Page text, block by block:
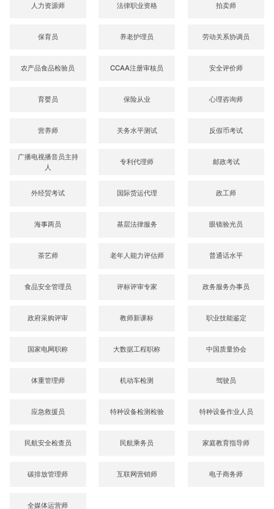
人力资源师 法律职业资格 拍卖师
保育员 养老护理员 劳动关系协调员
农产品食品检验员 CCAA注册审核员 安全评价师
育婴员 保险从业 心理咨询师
营养师 关务水平测试 反假币考试
广播电视播音员主持
人
专利代理师 邮政考试
外经贸考试 国际货运代理 政工师
海事两员 基层法律服务 眼镜验光员
茶艺师 老年人能力评估师 普通话水平
食品安全管理员 评标评审专家 政务服务办事员
政府采购评审 教师新课标 职业技能鉴定
国家电网职称 大数据工程职称 中国质量协会
体重管理师 机动车检测 驾驶员
应急救援员 特种设备检测检验 特种设备作业人员
民航安全检查员 民航乘务员 家庭教育指导师
碳排放管理师 互联网营销师 电子商务师
全媒体运营师